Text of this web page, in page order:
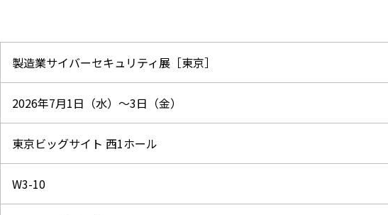
製造業サイバーセキュリティ展［東京］
2026年7月1日（水）～3日（金）
東京ビッグサイト 西1ホール
W3-10